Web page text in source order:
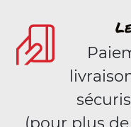
(pour plus